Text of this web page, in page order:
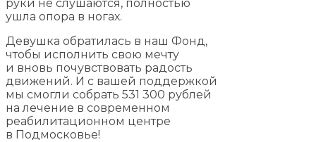
руки не слушаются, полностью
ушла опора в ногах.
Девушка обратилась в наш Фонд,
чтобы исполнить свою мечту
и вновь почувствовать радость
движений. И с вашей поддержкой
мы смогли собрать 531 300 рублей
на лечение в современном
реабилитационном центре
в Подмосковье!